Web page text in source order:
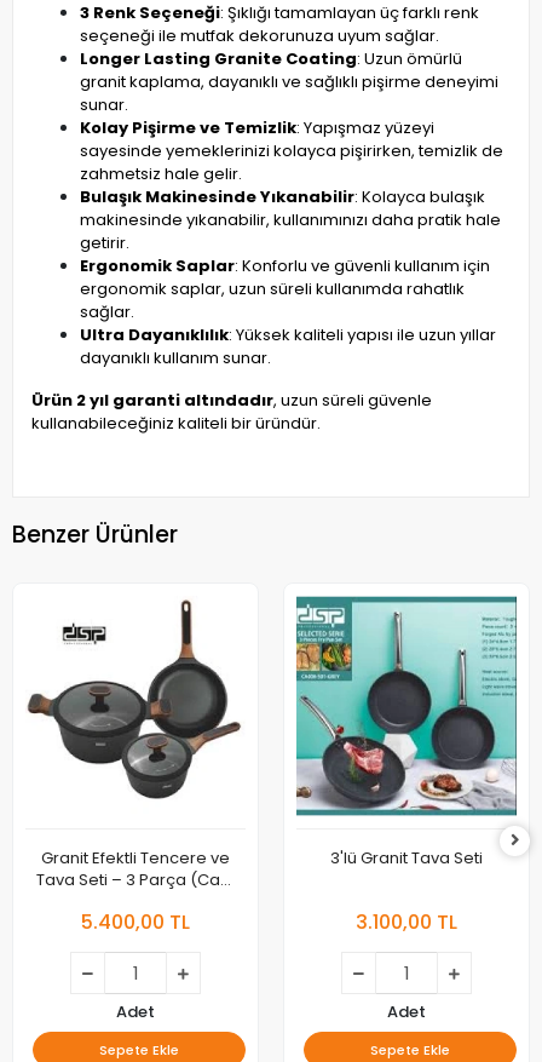
3 Renk Seçeneği: Şıklığı tamamlayan üç farklı renk
seçeneği ile mutfak dekorunuza uyum sağlar.
Longer Lasting Granite Coating: Uzun ömürlü
granit kaplama, dayanıklı ve sağlıklı pişirme deneyimi
sunar.
Kolay Pişirme ve Temizlik: Yapışmaz yüzeyi
sayesinde yemeklerinizi kolayca pişirirken, temizlik de
zahmetsiz hale gelir.
Bulaşık Makinesinde Yıkanabilir: Kolayca bulaşık
makinesinde yıkanabilir, kullanımınızı daha pratik hale
getirir.
Ergonomik Saplar: Konforlu ve güvenli kullanım için
ergonomik saplar, uzun süreli kullanımda rahatlık
sağlar.
Ultra Dayanıklılık: Yüksek kaliteli yapısı ile uzun yıllar
dayanıklı kullanım sunar.
Ürün 2 yıl garanti altındadır, uzun süreli güvenle
kullanabileceğiniz kaliteli bir üründür.
Benzer Ürünler
Granit Efektli Tencere ve
Tava Seti – 3 Parça (Cam
5.400,00 TL
Adet
Sepete Ekle
3'lü Granit Tava Seti
3.100,00 TL
Adet
Sepete Ekle